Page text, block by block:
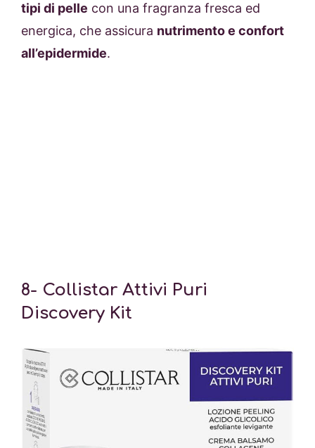
tipi di pelle con una fragranza fresca ed
energica, che assicura nutrimento e confort
all’epidermide.
8- Collistar Attivi Puri
Discovery Kit